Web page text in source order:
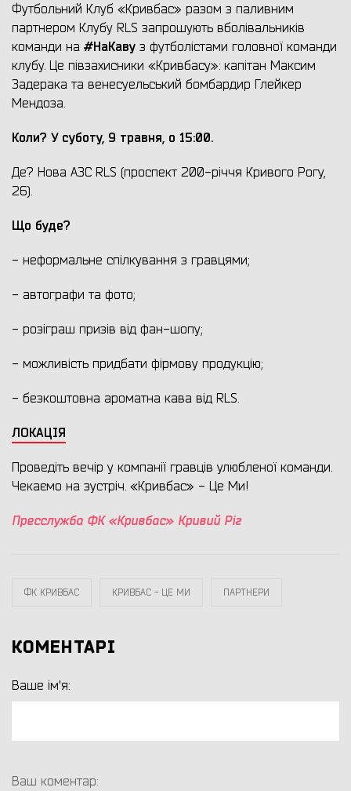
Футбольний Клуб «Кривбас» разом з паливним
партнером Клубу RLS запрошують вболівальників
команди на #НаКаву з футболістами головної команди
клубу. Це півзахисники «Кривбасу»: капітан Максим
Задерака та венесуельський бомбардир Глейкер
Мендоза.
Коли? У суботу, 9 травня, о 15:00.
Де? Нова АЗС RLS (проспект 200-річчя Кривого Рогу,
26).
Що буде?
- неформальне спілкування з гравцями;
- автографи та фото;
- розіграш призів від фан-шопу;
- можливість придбати фірмову продукцію;
- безкоштовна ароматна кава від RLS.
ЛОКАЦІЯ
Проведіть вечір у компанії гравців улюбленої команди.
Чекаємо на зустріч. «Кривбас» - Це Ми!
Пресслужба ФК «Кривбас» Кривий Ріг
ФК КРИВБАС КРИВБАС - ЦЕ МИ ПАРТНЕРИ
КОМЕНТАРІ
Ваше ім'я:
Ваш коментар: